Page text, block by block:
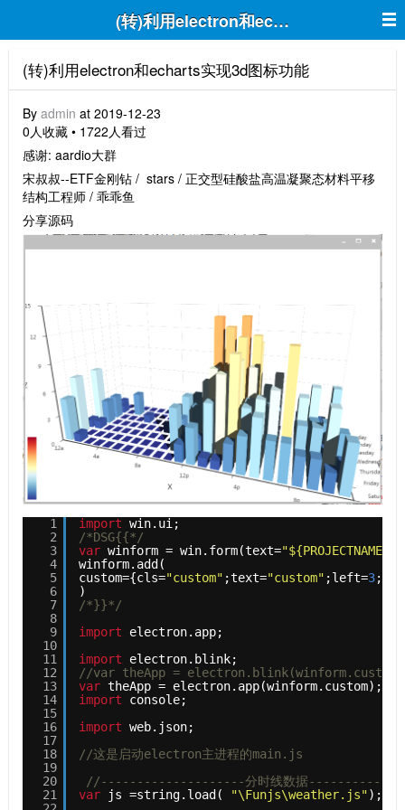
(转)利用electron和echarts实现3d图标
(转)利用electron和echarts实现3d图标功能
By admin at 2019-12-23
0人收藏 • 1722人看过
感谢: aardio大群
宋叔叔--ETF金刚钻 / stars / 正交型硅酸盐高温凝聚态材料平移
结构工程师 / 乖乖鱼
分享源码
1
2
3
4
5
6
7
8
9
10
11
12
13
14
15
16
17
18
19
20
21
import win.ui;
/*DSG{{*/
var winform = win.form(text="${PROJECTNAME}"
winform.add(
custom={cls="custom" ;text="custom" ;left=3
)
/*}}*/
import
electron.app;
import
electron.blink;
//var theApp =
var theApp = electron.app(winform.custom);
import
console;
import web.json;
//这是启动electron主进程的main.js
//--------------------分时线数据
var
js =string.load( "\Funjs\weather.js");